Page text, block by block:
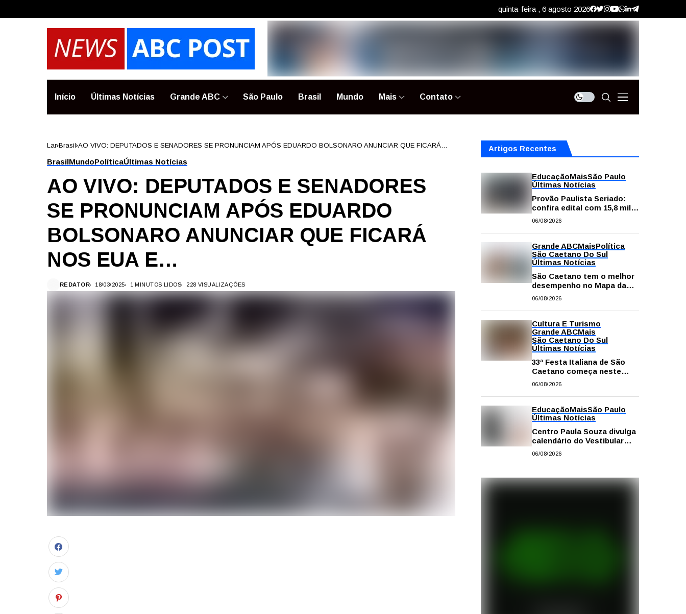
quinta-feira , 6 agosto 2026
Início Últimas Notícias Grande ABC São Paulo Brasil Mundo Mais Contato
Lar Brasil AO VIVO: DEPUTADOS E SENADORES SE PRONUNCIAM APÓS EDUARDO BOLSONARO ANUNCIAR QUE FICARÁ
BrasilMundoPolíticaÚltimas Notícias
AO VIVO: DEPUTADOS E SENADORES
SE PRONUNCIAM APÓS EDUARDO
BOLSONARO ANUNCIAR QUE FICARÁ
NOS EUA E…
REDATOR 18/03/2025 1 MINUTOS LIDOS 228 VISUALIZAÇÕES
Artigos Recentes
EducaçãoMaisSão Paulo
Últimas Notícias
Provão Paulista Seriado:
confira edital com 15,8 mil
vagas para ensino superior
06/08/2026
Grande ABCMaisPolítica
São Caetano Do Sul
Últimas Notícias
São Caetano tem o melhor
desempenho no Mapa da
Desigualdade da Grande SP
06/08/2026
Cultura E Turismo
Grande ABCMais
São Caetano Do Sul
Últimas Notícias
33ª Festa Italiana de São
Caetano começa neste
sábado com mais barracas
e atrações
06/08/2026
EducaçãoMaisSão Paulo
Últimas Notícias
Centro Paula Souza divulga
calendário do Vestibular
das Fatecs para o primeiro
06/08/2026